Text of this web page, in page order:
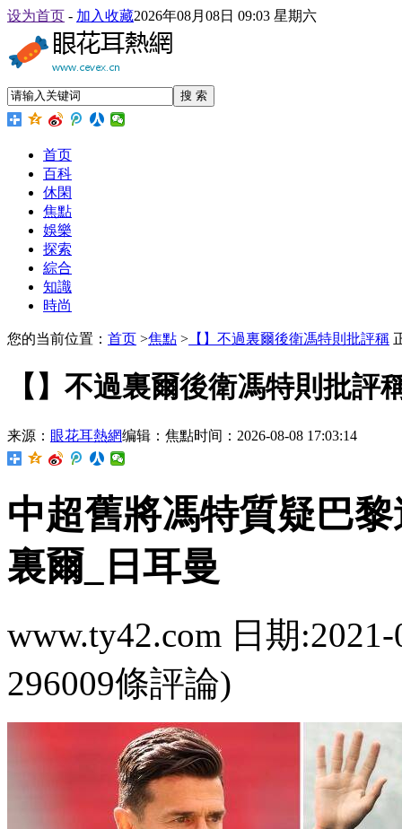
设为首页 - 加入收藏2026年08月08日 09:03 星期六
搜 索
首页
百科
休閑
焦點
娛樂
探索
綜合
知識
時尚
您的当前位置： 首页 >焦點 > 【】不過裏爾後衛馮特則批評稱
【】不過裏爾後衛馮特則批評
来源： 眼花耳熱網编辑：焦點时间：2026-08-08 17:03:14
中超舊將馮特質疑巴
裏爾_日耳曼
www.ty42.com 日期
296009條評論)